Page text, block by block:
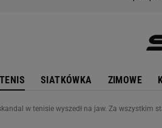
TENIS SIATKÓWKA ZIMOWE
w tenisie wyszedł na jaw. Za wszystkim